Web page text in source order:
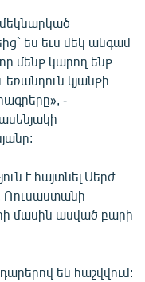
ես եւս մեկ անգամ
մենք կարող ենք
կյանքի
-
է հայտնել Սերժ
Ռուսաստանի
մասին ասված բարի
են հաշվվում: